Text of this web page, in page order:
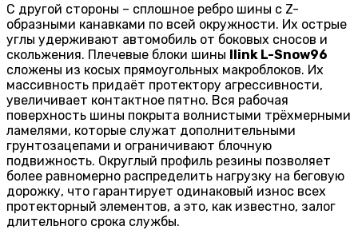
С другой стороны – сплошное ребро шины с Z-
образными канавками по всей окружности. Их острые
углы удерживают автомобиль от боковых сносов и
скольжения. Плечевые блоки шины Ilink L-Snow96
сложены из косых прямоугольных макроблоков. Их
массивность придаёт протектору агрессивности,
увеличивает контактное пятно. Вся рабочая
поверхность шины покрыта волнистыми трёхмерными
ламелями, которые служат дополнительными
грунтозацепами и ограничивают блочную
подвижность. Округлый профиль резины позволяет
более равномерно распределить нагрузку на беговую
дорожку, что гарантирует одинаковый износ всех
протекторный элементов, а это, как известно, залог
длительного срока службы.